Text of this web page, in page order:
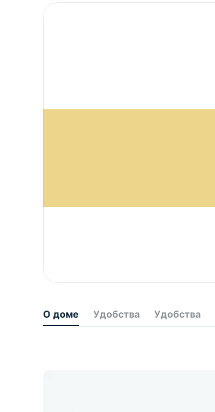
О доме Удобства Удобства